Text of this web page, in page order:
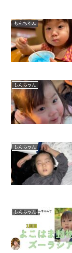
もんちゃん
もんちゃん
もんちゃん
もんちゃん